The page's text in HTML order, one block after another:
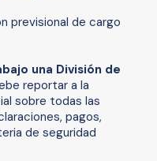
previsional de cargo
una División de
reportar a la
sobre todas las
pagos,
de seguridad